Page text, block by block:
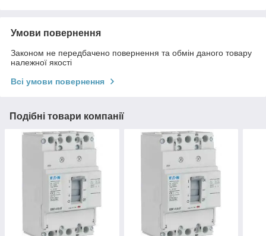
Умови повернення
Законом не передбачено повернення та обмін даного товару
належної якості
Всі умови повернення
Подібні товари компанії